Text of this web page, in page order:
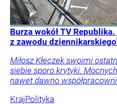
Burza wokół TV Republika.
z zawodu
Miłosz Kłeczek swoimi
siebie sporo krytyki.
nawet dawno
KrajPolityka